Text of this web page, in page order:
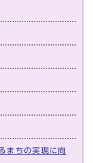
まちの実現に向